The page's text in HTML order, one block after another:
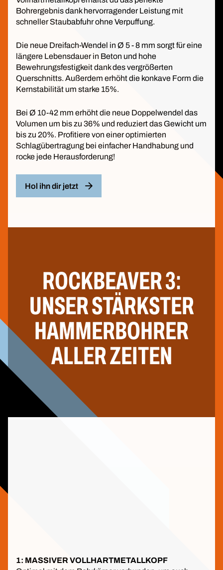
Bohrergebnis dank hervorragender Leistung mit
schneller Staubabfuhr ohne Verpuffung.
Die neue Dreifach-Wendel in Ø 5 - 8 mm sorgt für eine
längere Lebensdauer in Beton und hohe
Bewehrungsfestigkeit dank des vergrößerten
Querschnitts. Außerdem erhöht die konkave Form die
Kernstabilität um starke 15%.
Bei Ø 10-42 mm erhöht die neue Doppelwendel das
Volumen um bis zu 36% und reduziert das Gewicht um
bis zu 20%. Profitiere von einer optimierten
Schlagübertragung bei einfacher Handhabung und
rocke jede Herausforderung!
Hol ihn dir jetzt
ROCKBEAVER 3:
UNSER STÄRKSTER
HAMMERBOHRER
ALLER ZEITEN
1: MASSIVER VOLLHARTMETALLKOPF